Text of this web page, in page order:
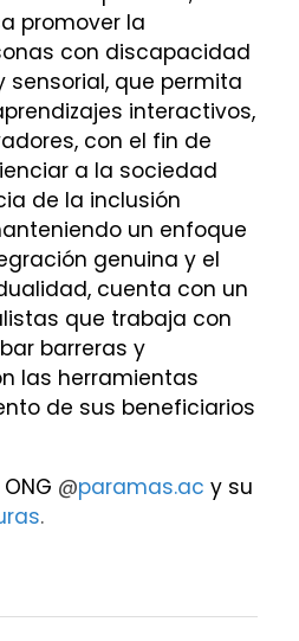
promover la
con discapacidad
sensorial, que permita
interactivos,
con el fin de
a la sociedad
de la inclusión
un enfoque
genuina y el
cuenta con un
que trabaja con
barreras y
las herramientas
de sus beneficiarios
@paramas.ac y su
.